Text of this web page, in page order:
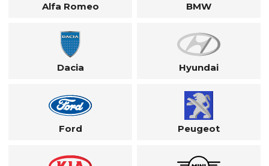
Alfa Romeo BMW
Dacia Hyundai
Ford Peugeot